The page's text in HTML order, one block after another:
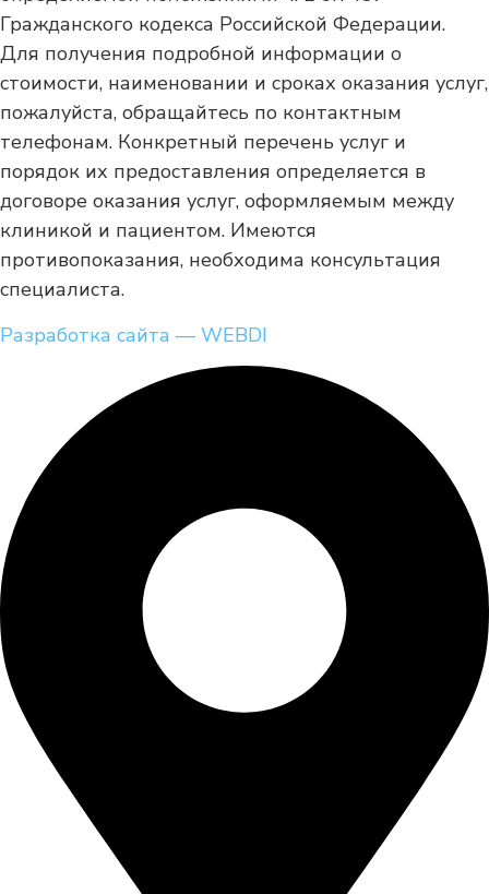
Гражданского кодекса Российской Федерации.
Для получения подробной информации о
стоимости, наименовании и сроках оказания услуг,
пожалуйста, обращайтесь по контактным
телефонам. Конкретный перечень услуг и
порядок их предоставления определяется в
договоре оказания услуг, оформляемым между
клиникой и пациентом. Имеются
противопоказания, необходима консультация
специалиста.
Разработка сайта — WEBDI